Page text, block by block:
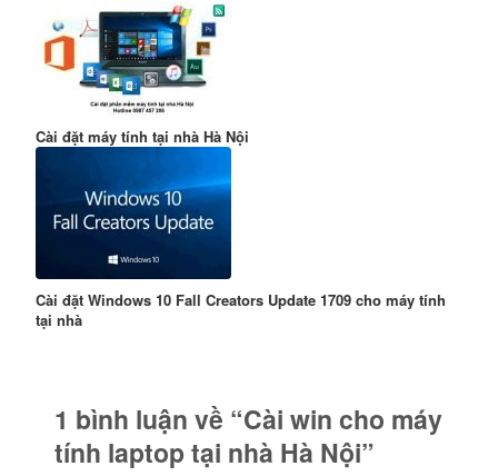
Cài đặt máy tính tại nhà Hà Nội
Cài đặt Windows 10 Fall Creators Update 1709 cho máy tính
tại nhà
1 bình luận về “Cài win cho máy
tính laptop tại nhà Hà Nội”